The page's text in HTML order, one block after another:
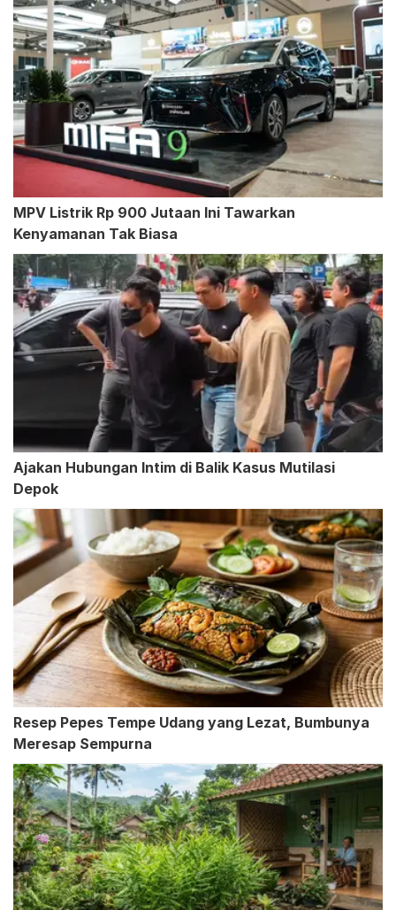
MPV Listrik Rp 900 Jutaan Ini Tawarkan
Kenyamanan Tak Biasa
Ajakan Hubungan Intim di Balik Kasus Mutilasi
Depok
Resep Pepes Tempe Udang yang Lezat, Bumbunya
Meresap Sempurna